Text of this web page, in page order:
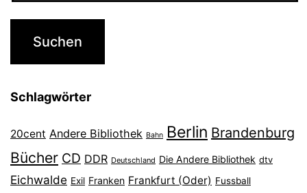
Schlagwörter
20cent Andere Bibliothek Bahn Berlin Brandenburg
Bücher CD DDR Deutschland Die Andere Bibliothek dtv
Eichwalde Exil Franken Frankfurt (Oder) Fussball